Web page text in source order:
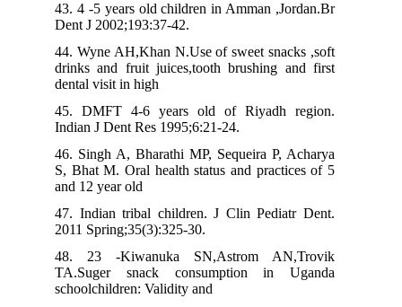
43. 4 -5 years old children in Amman ,Jordan.Br
Dent J 2002;193:37-42.
44. Wyne AH,Khan N.Use of sweet snacks ,soft
drinks and fruit juices,tooth brushing and first
dental visit in high
45. DMFT 4-6 years old of Riyadh region.
Indian J Dent Res 1995;6:21-24.
46. Singh A, Bharathi MP, Sequeira P, Acharya
S, Bhat M. Oral health status and practices of 5
and 12 year old
47. Indian tribal children. J Clin Pediatr Dent.
2011 Spring;35(3):325-30.
48. 23 -Kiwanuka SN,Astrom AN,Trovik
TA.Suger snack consumption in Uganda
schoolchildren: Validity and